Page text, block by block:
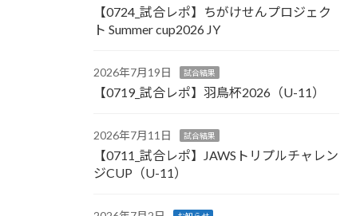
【0724_試合レポ】ちがけせんプロジェク
ト Summer cup2026 JY
2026年7月19日 試合結果
【0719_試合レポ】羽鳥杯2026（U-11）
2026年7月11日 試合結果
【0711_試合レポ】JAWSトリプルチャレン
ジCUP（U-11）